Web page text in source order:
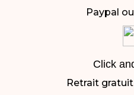
Paypal
Click
Retrait